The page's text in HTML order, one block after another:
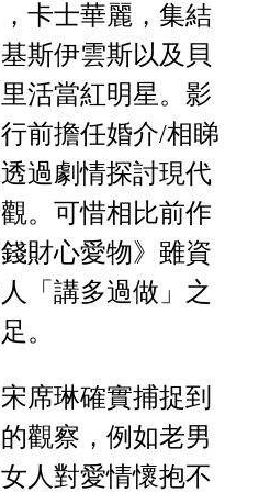
卡士華麗，集結
斯伊雲斯以及貝
活當紅明星。影
前擔任婚介/相睇
過劇情探討現代
。可惜相比前作
財心愛物》雖資
「講多過做」之
。
席琳確實捕捉到
觀察，例如老男
人對愛情懷抱不